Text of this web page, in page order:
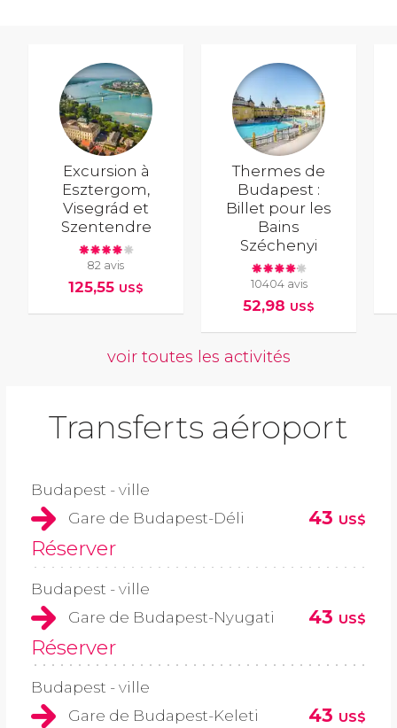
Excursion à
Esztergom,
Visegrád et
Szentendre
82 avis
125,55 US$
Thermes de
Budapest :
Billet pour les
Bains
Széchenyi
10404 avis
52,98 US$
voir toutes les activités
Transferts aéroport
Budapest - ville
Gare de Budapest-Déli
43 US$
Réserver
Budapest - ville
Gare de Budapest-Nyugati
43 US$
Réserver
Budapest - ville
Gare de Budapest-Keleti
43 US$